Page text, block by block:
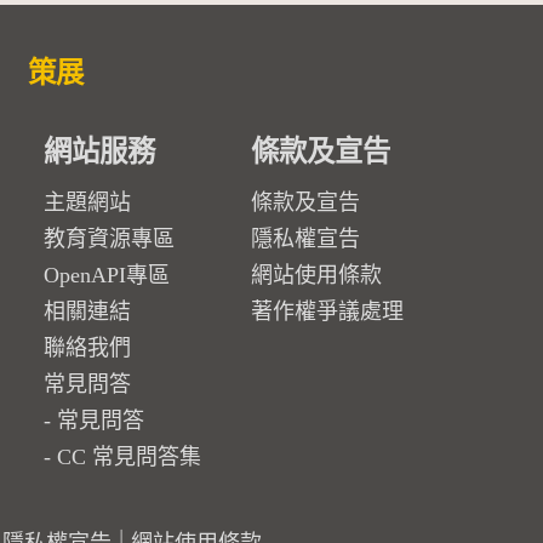
策展
網站服務
主題網站
教育資源專區
OpenAPI專區
相關連結
聯絡我們
常見問答
常見問答
CC 常見問答集
條款及宣告
條款及宣告
隱私權宣告
網站使用條款
著作權爭議處理